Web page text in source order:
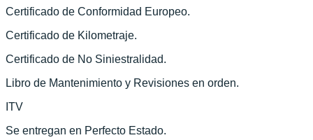
Certificado de Conformidad Europeo.
Certificado de Kilometraje.
Certificado de No Siniestralidad.
Libro de Mantenimiento y Revisiones en orden.
ITV
Se entregan en Perfecto Estado.